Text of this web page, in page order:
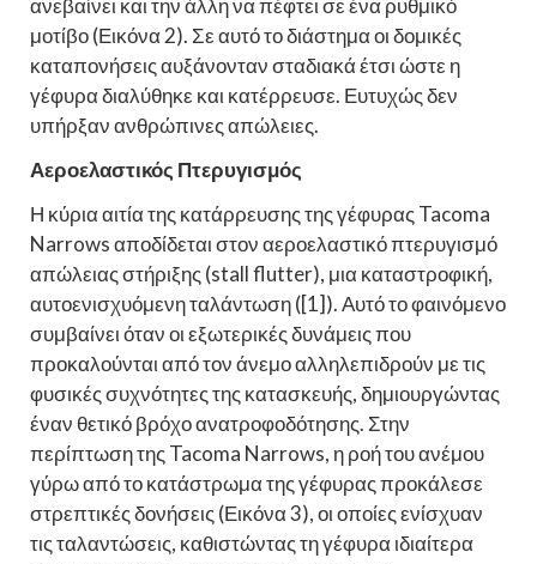
ανεβαίνει και την άλλη να πέφτει σε ένα ρυθμικό
μοτίβο (Εικόνα 2). Σε αυτό το διάστημα οι δομικές
καταπονήσεις αυξάνονταν σταδιακά έτσι ώστε η
γέφυρα διαλύθηκε και κατέρρευσε. Ευτυχώς δεν
υπήρξαν ανθρώπινες απώλειες.
Αεροελαστικός Πτερυγισμός
Η κύρια αιτία της κατάρρευσης της γέφυρας Tacoma
Narrows αποδίδεται στον αεροελαστικό πτερυγισμό
απώλειας στήριξης (stall flutter), μια καταστροφική,
αυτοενισχυόμενη ταλάντωση ([1]). Αυτό το φαινόμενο
συμβαίνει όταν οι εξωτερικές δυνάμεις που
προκαλούνται από τον άνεμο αλληλεπιδρούν με τις
φυσικές συχνότητες της κατασκευής, δημιουργώντας
έναν θετικό βρόχο ανατροφοδότησης. Στην
περίπτωση της Tacoma Narrows, η ροή του ανέμου
γύρω από το κατάστρωμα της γέφυρας προκάλεσε
στρεπτικές δονήσεις (Εικόνα 3), οι οποίες ενίσχυαν
τις ταλαντώσεις, καθιστώντας τη γέφυρα ιδιαίτερα